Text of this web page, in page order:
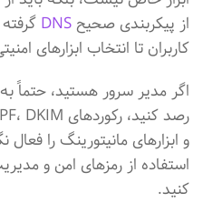
از پیکربندی صحیحDNS
کاربران تا انتخاب ابزارهای
اگر مدیر سرور هستید، حتماً
و ابزارهای مانیتورینگ را فعال
استفاده از رمزهای امن و
کنید.